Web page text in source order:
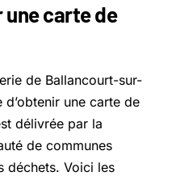
carte de
de Ballancourt-sur-
d’obtenir une carte de
délivrée par la
de communes
déchets. Voici les